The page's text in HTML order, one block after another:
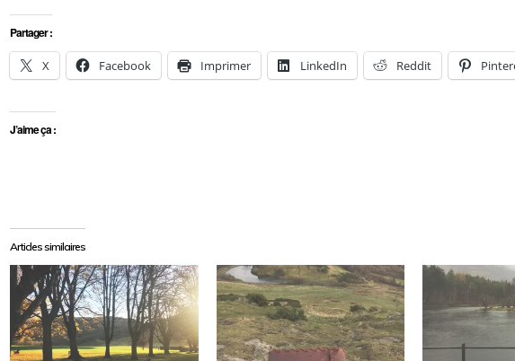
Partager :
X Facebook Imprimer LinkedIn Reddit
J’aime ça :
Articles similaires